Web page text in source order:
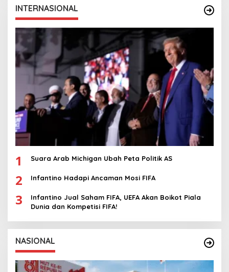
INTERNASIONAL
1 Suara Arab Michigan Ubah Peta Politik AS
2 Infantino Hadapi Ancaman Mosi FIFA
3
Infantino Jual Saham FIFA, UEFA Akan Boikot Piala
Dunia dan Kompetisi FIFA!
NASIONAL